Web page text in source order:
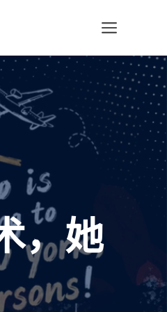
菜
单
，她